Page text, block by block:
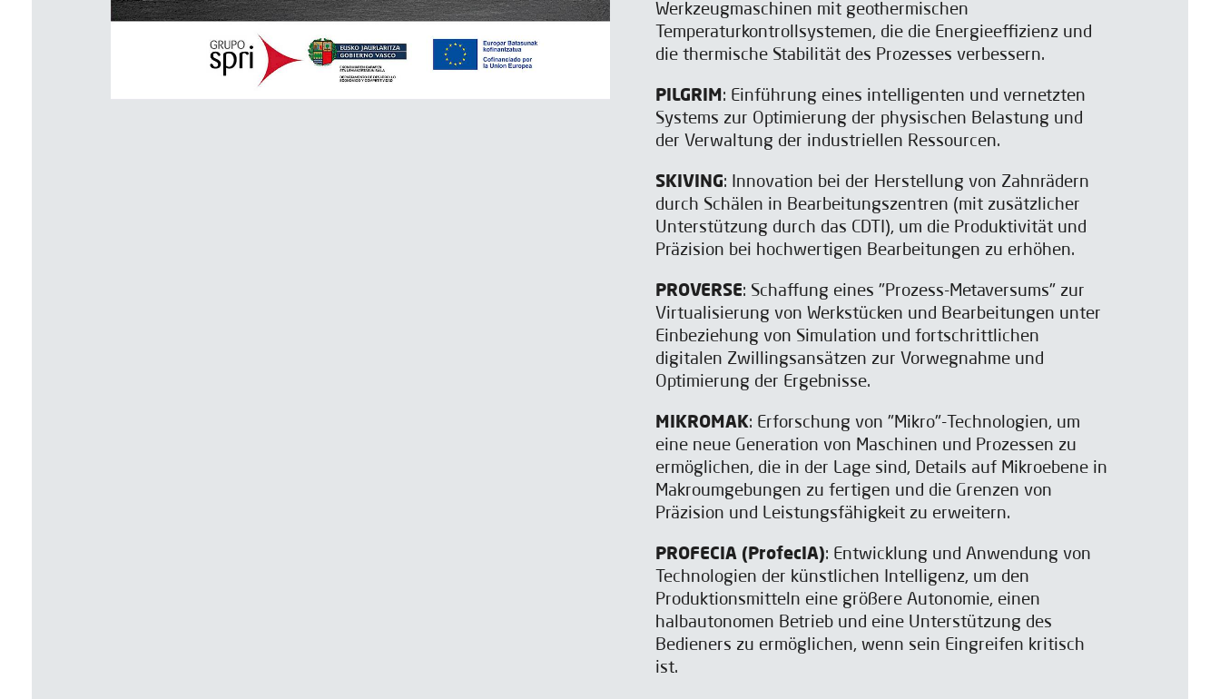
Werkzeugmaschinen mit geothermischen
Temperaturkontrollsystemen, die die Energieeffizienz und
die thermische Stabilität des Prozesses verbessern.
PILGRIM : Einführung eines intelligenten und vernetzten
Systems zur Optimierung der physischen Belastung und
der Verwaltung der industriellen Ressourcen.
SKIVING: Innovation bei der Herstellung von Zahnrädern
durch Schälen in Bearbeitungszentren (mit zusätzlicher
Unterstützung durch das CDTI), um die Produktivität und
Präzision bei hochwertigen Bearbeitungen zu erhöhen.
PROVERSE: Schaffung eines "Prozess-Metaversums" zur
Virtualisierung von Werkstücken und Bearbeitungen unter
Einbeziehung von Simulation und fortschrittlichen
digitalen Zwillingsansätzen zur Vorwegnahme und
Optimierung der Ergebnisse.
MIKROMAK: Erforschung von "Mikro"-Technologien, um
eine neue Generation von Maschinen und Prozessen zu
ermöglichen, die in der Lage sind, Details auf Mikroebene in
Makroumgebungen zu fertigen und die Grenzen von
Präzision und Leistungsfähigkeit zu erweitern.
PROFECIA (ProfecIA): Entwicklung und Anwendung von
Technologien der künstlichen Intelligenz, um den
Produktionsmitteln eine größere Autonomie, einen
halbautonomen Betrieb und eine Unterstützung des
Bedieners zu ermöglichen, wenn sein Eingreifen kritisch
ist.